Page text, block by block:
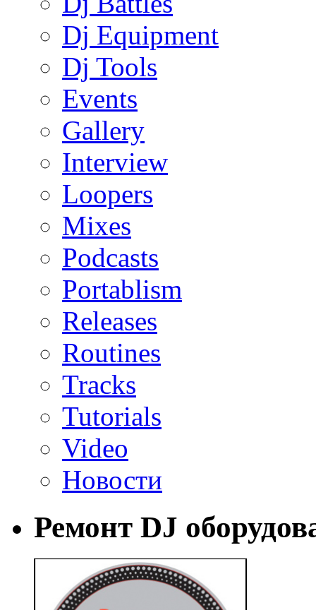
Dj Equipment
Dj Tools
Events
Gallery
Interview
Loopers
Mixes
Podcasts
Portablism
Releases
Routines
Tracks
Tutorials
Video
Новости
Ремонт DJ